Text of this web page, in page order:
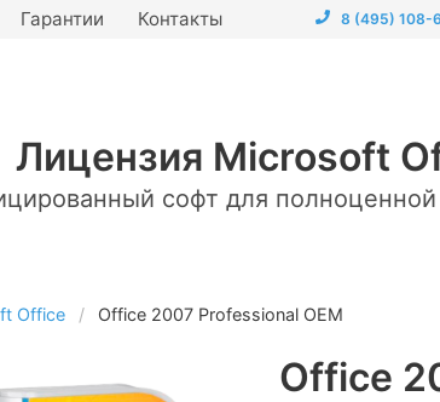
Гарантии Контакты 8 (495) 108-
Лицензия Microsoft
софт для
Office Office 2007 Professional OEM
Office